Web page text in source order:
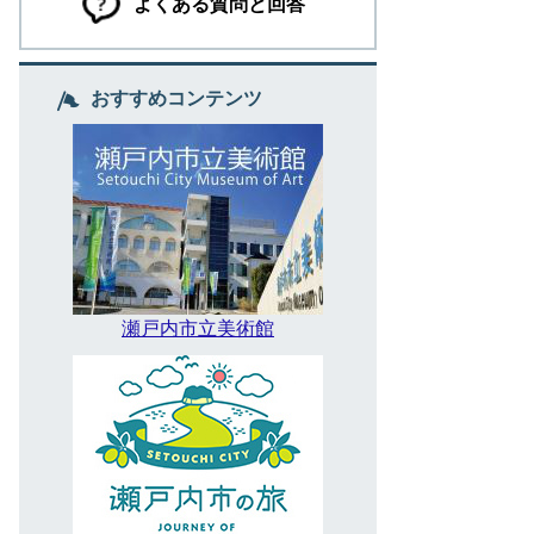
よくある質問と回答
おすすめコンテンツ
瀬戸内市立美術館